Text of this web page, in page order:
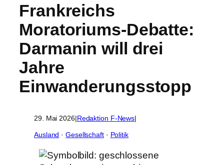
Frankreichs
Moratoriums-Debatte:
Darmanin will drei
Jahre
Einwanderungsstopp
29. Mai 2026|Redaktion F-News|
Ausland · Gesellschaft · Politik